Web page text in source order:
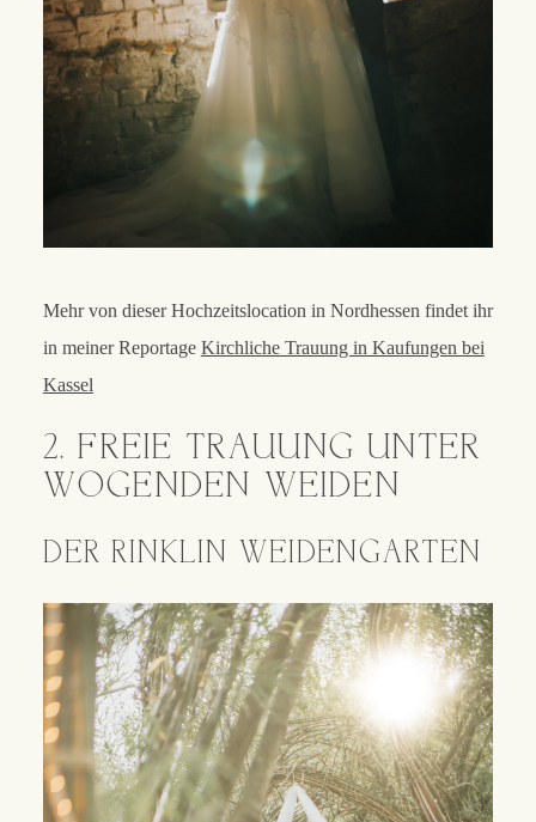
Mehr von dieser Hochzeitslocation in Nordhessen findet ihr
in meiner Reportage Kirchliche Trauung in Kaufungen bei
Kassel
2. FREIE TRAUUNG UNTER
WOGENDEN WEIDEN
DER RINKLIN WEIDENGARTEN